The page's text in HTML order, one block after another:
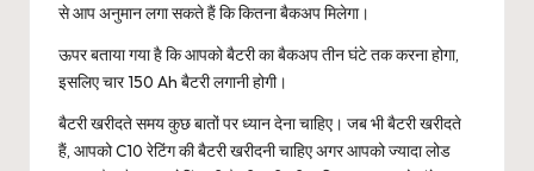
से आप अनुमान लगा सकते हैं कि कितना बैकअप मिलेगा।
ऊपर बताया गया है कि आपको बैटरी का बैकअप तीन घंटे तक करना होगा,
इसलिए चार 150 Ah बैटरी लगानी होगी।
बैटरी खरीदते समय कुछ बातों पर ध्यान देना चाहिए। जब भी बैटरी खरीदते
हैं, आपको C10 रेटिंग की बैटरी खरीदनी चाहिए अगर आपको ज्यादा लोड